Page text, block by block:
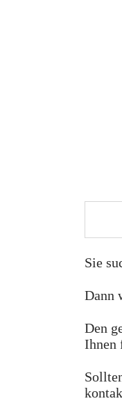
Sie
Dann
Den
Ihnen